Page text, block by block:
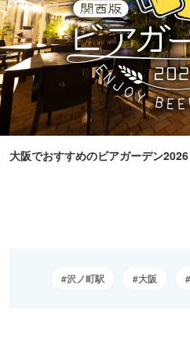
大阪でおすすめのビアガーデン2026
沢ノ町駅 大阪